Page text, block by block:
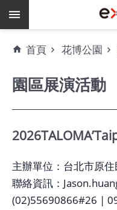
跳到主要內容區塊
門
地
借
空
餘
首頁 花博公園
園區展演活動
主辦單位：台北市原
聯絡資訊：
(02)55690866#26 |